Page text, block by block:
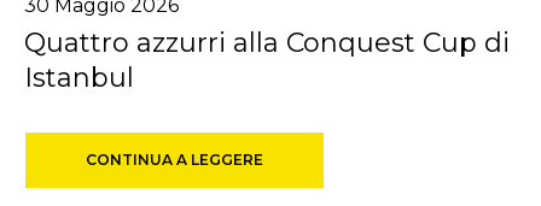
30 Maggio 2026
Quattro azzurri alla Conquest Cup di
Istanbul
CONTINUA A LEGGERE